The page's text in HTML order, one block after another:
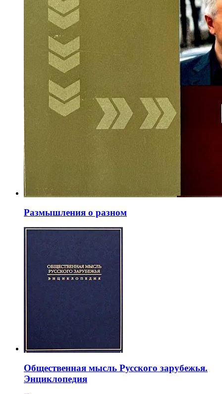
Размышления о разном
Общественная мысль Русского зарубежья.
Энциклопедия